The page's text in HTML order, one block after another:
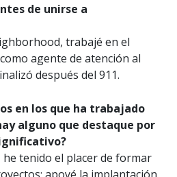
de unirse a
trabajé en el
agente de atención al
después del 911.
en los que ha trabajado
alguno que destaque por
tenido el placer de formar